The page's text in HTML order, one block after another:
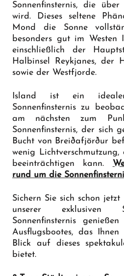
Sonnenfinsternis, die
wird. Dieses seltene
Mond die Sonne
besonders gut im Westen
einschließlich der
Halbinsel Reykjanes, der
sowie der Westfjorde.
Island ist ein
Sonnenfinsternis zu
am nächsten zum
Sonnenfinsternis, der sich
Bucht von Breiðafjörður
wenig
beeinträchtigen kann.
rund um die
Sichern Sie sich schon
unserer exklusiven
Sonnenfinsternis
Ausflugsbootes, das
Blick auf dieses
bietet.